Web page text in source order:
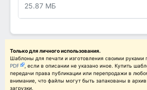
25.87 МБ
Только для личного использования.
Шаблоны для печати и изготовления своими руками
PDF
, если в описании не указано иное. Купить
передачи права публикации или перепродажи в
внимание, что файлы могут быть запакованы в архив
загрузки.